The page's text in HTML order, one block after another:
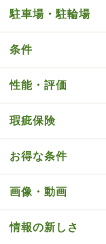
駐車場・駐輪場
条件
性能・評価
瑕疵保険
お得な条件
画像・動画
情報の新しさ